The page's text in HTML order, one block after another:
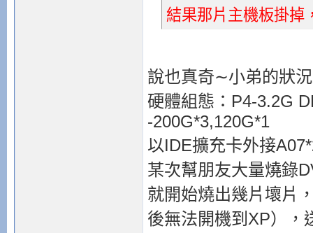
結果那片主機板掛掉
說也真奇∼小弟的狀
硬體組態：P4-3.2G
-200G*3,120G*1
以IDE擴充卡外接
某次幫朋友大量燒錄
就開始燒出幾片壞片
後無法開機到XP）